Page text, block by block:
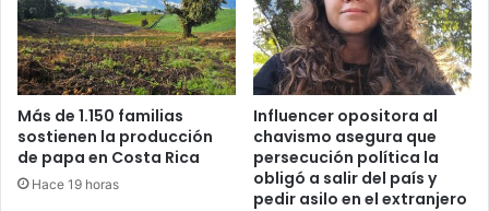
Más de 1.150 familias
sostienen la producción
de papa en Costa Rica
Hace 19 horas
Influencer opositora al
chavismo asegura que
persecución política la
obligó a salir del país y
pedir asilo en el extranjero